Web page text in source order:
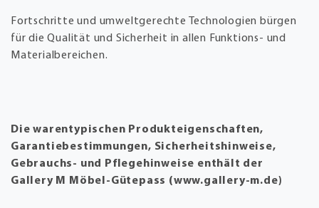
Fortschritte und umweltgerechte Technologien bürgen
für die Qualität und Sicherheit in allen Funktions- und
Materialbereichen.
Die warentypischen Produkteigenschaften,
Garantiebestimmungen, Sicherheitshinweise,
Gebrauchs- und Pflegehinweise enthält der
Gallery M Möbel-Gütepass (www.gallery-m.de)